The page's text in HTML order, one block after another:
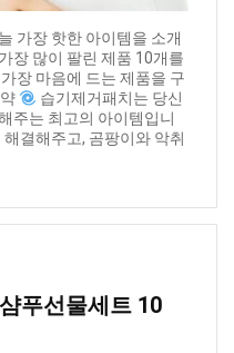
가장 핫한 아이템을 소개
장 많이 팔린 제품 10개를
장 마음에 드는 제품을 구
습기제거패치는 당신
주는 최고의 아이템입니
결해주고, 곰팡이와 악취
푸선물세트 10